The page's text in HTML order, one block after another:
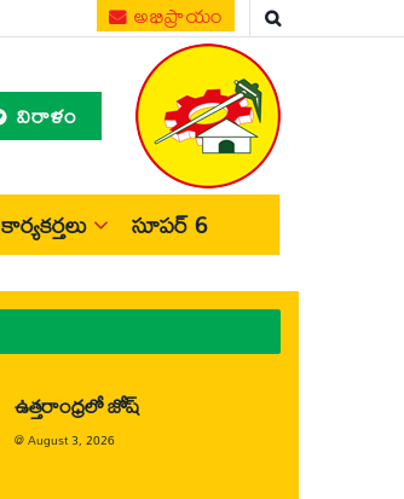
అభిప్రాయం
విరాళం
కార్యకర్తలు సూపర్ 6
ఉత్తరాంధ్రలో జోష్
@August 3, 2026